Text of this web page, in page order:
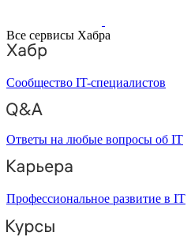
Все сервисы Хабра
Сообщество IT-специалистов
Ответы на любые вопросы об IT
Профессиональное развитие в IT